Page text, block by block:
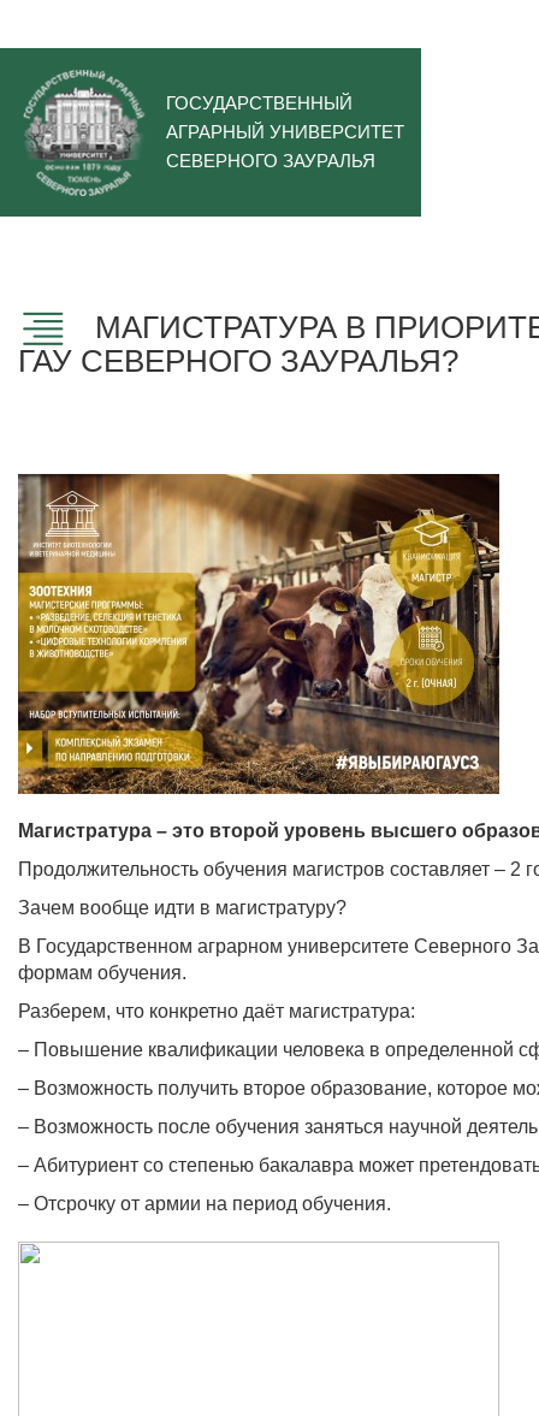
ГОСУДАРСТВЕННЫЙ
АГРАРНЫЙ УНИВЕРСИТЕТ
СЕВЕРНОГО ЗАУРАЛЬЯ
МАГИСТРАТУРА В
ГАУ СЕВЕРНОГО ЗАУРАЛЬЯ?
Магистратура – это второй уровень высшего
Продолжительность обучения магистров составляет –
Зачем вообще идти в магистратуру?
В Государственном аграрном университете Северного
формам обучения.
Разберем, что конкретно даёт магистратура:
– Повышение квалификации человека в определенной
– Возможность получить второе образование, которое
– Возможность после обучения заняться научной
– Абитуриент со степенью бакалавра может
– Отсрочку от армии на период обучения.